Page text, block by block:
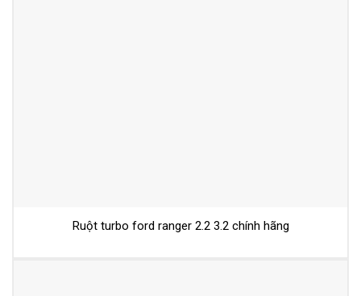
Ruột turbo ford ranger 2.2 3.2 chính hãng